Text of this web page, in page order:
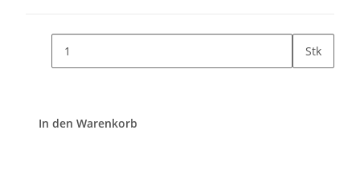
Stk
In den Warenkorb